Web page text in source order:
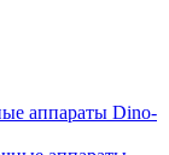
аппараты Dino-